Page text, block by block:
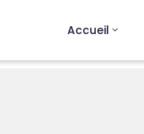
Accueil